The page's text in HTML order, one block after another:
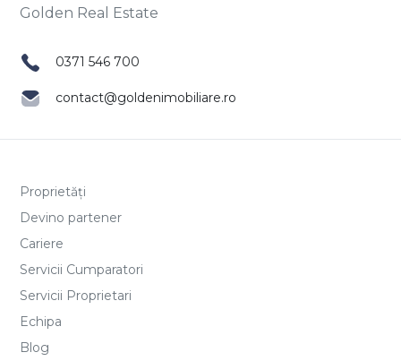
0371 546 700
contact@goldenimobiliare.ro
Proprietăți
Devino partener
Cariere
Servicii Cumparatori
Servicii Proprietari
Echipa
Blog